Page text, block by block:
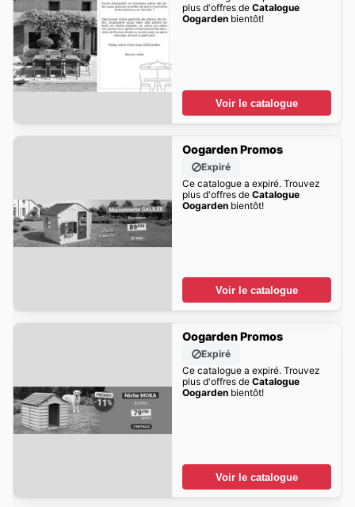
plus d'offres de Catalogue
Oogardenbientôt!
Voir le catalogue
Oogarden Promos
Expiré
Ce catalogue a expiré. Trouvez
plus d'offres de Catalogue
Oogardenbientôt!
Voir le catalogue
Oogarden Promos
Expiré
Ce catalogue a expiré. Trouvez
plus d'offres de Catalogue
Oogardenbientôt!
Voir le catalogue